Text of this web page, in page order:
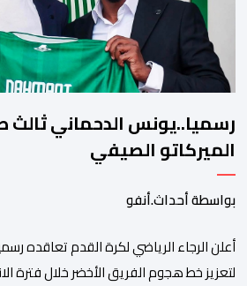
رسميا..يونس الدحماني ثالث
الميركاتو الصيفي
بواسطة أحداث.أنفو
أعلن الرجاء الرياضي لكرة القدم تعاقده
لتعزيز خط هجوم الفريق الأخضر خلال فترة